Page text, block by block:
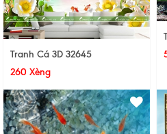
Tranh Cá 3D 32645
260 Xèng